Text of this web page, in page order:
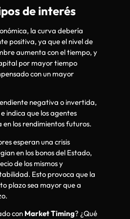
de interés
la curva debería
positiva, ya que el nivel de
aumenta con el tiempo, y
por mayor tiempo
con un mayor
negativa o invertida,
indica que los agentes
en los rendimientos futuros.
esperan una crisis
en los bonos del Estado,
de los mismos y
Esto provoca que la
plazo sea mayor que a
con Market Timing? ¿Qué